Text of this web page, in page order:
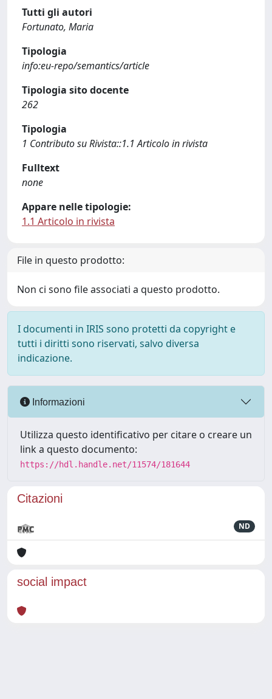
Tutti gli autori
Fortunato, Maria
Tipologia
info:eu-repo/semantics/article
Tipologia sito docente
262
Tipologia
1 Contributo su Rivista::1.1 Articolo in rivista
Fulltext
none
Appare nelle tipologie:
1.1 Articolo in rivista
File in questo prodotto:
Non ci sono file associati a questo prodotto.
I documenti in IRIS sono protetti da copyright e
tutti i diritti sono riservati, salvo diversa
indicazione.
Informazioni
Utilizza questo identificativo per citare o creare un
link a questo documento:
https://hdl.handle.net/11574/181644
Citazioni
ND
social impact